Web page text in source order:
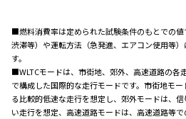
■燃料消費率は定められた試験条件のもとでの値
渋滞等）や運転方法（急発進、エアコン使用等
す。
■WLTCモードは、市街地、郊外、高速道路の各
で構成した国際的な走行モードです。市街地モ
る比較的低速な走行を想定し、郊外モードは、
い走行を想定、高速道路モードは、高速道路等で